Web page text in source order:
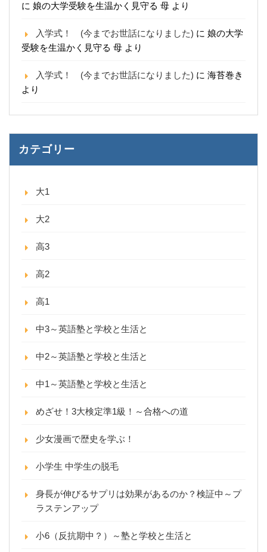
に 娘の大学受験を生温かく見守る 母 より
入学式！ (今までお世話になりました) に 娘の大学
受験を生温かく見守る 母 より
入学式！ (今までお世話になりました) に 海苔巻き
より
カテゴリー
大1
大2
高3
高2
高1
中3～英語塾と学校と生活と
中2～英語塾と学校と生活と
中1～英語塾と学校と生活と
めざせ！3大検定準1級！～合格への道
少女漫画で歴史を学ぶ！
小学生 中学生の脱毛
身長が伸びるサプリは効果があるのか？検証中～プ
ラステンアップ
小6（反抗期中？）～塾と学校と生活と